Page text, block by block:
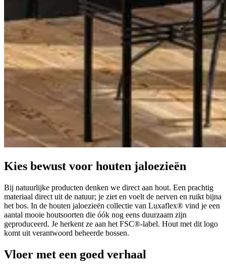
Kies bewust voor houten jaloezieën
Bij natuurlijke producten denken we direct aan hout. Een prachtig
materiaal direct uit de natuur; je ziet en voelt de nerven en ruikt bijna
het bos. In de houten jaloezieën collectie van Luxaflex® vind je een
aantal mooie houtsoorten die óók nog eens duurzaam zijn
geproduceerd. Je herkent ze aan het FSC®-label. Hout met dit logo
komt uit verantwoord beheerde bossen.
Vloer met een goed verhaal